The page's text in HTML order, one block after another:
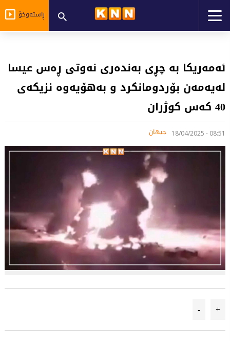
ڕاستەوخۆ
ئەمەریکا بە چڕی بەندەری نەوتی ڕەس عیسا
لەیەمەن بۆردومانکرد و بەهۆیەوە نزیکەی
40 کەس کوژران
08:51 - 18/04/2025 جیهان
+
-